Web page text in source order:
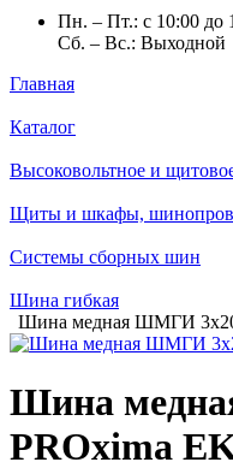
Пн. – Пт.: с 10:00 до
Сб. – Вс.: Выходной
Главная
Каталог
Высоковольтное и
Щиты и шкафы,
Системы сборных шин
Шина гибкая
Шина медная ШМГИ
Шина
PROxima